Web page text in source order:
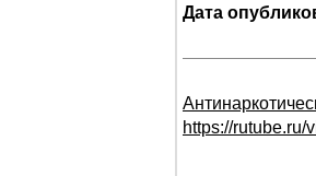
Дата
https://rutube.ru/